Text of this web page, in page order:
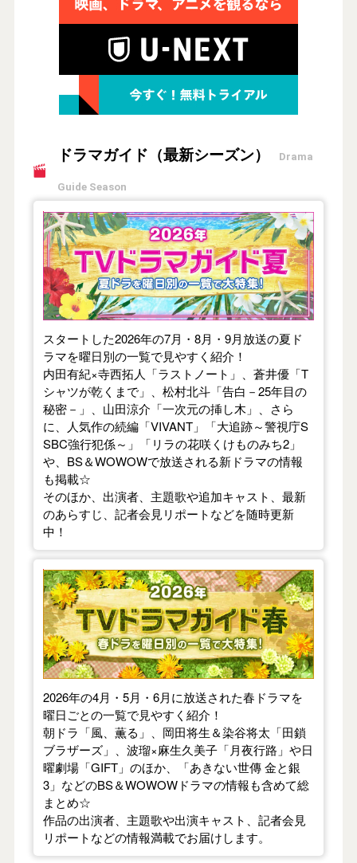
ドラマガイド（最新シーズン） Drama
Guide Season
【2026年夏】TVドラマガイド
スタートした2026年の7月・8月・9月放送の夏ド
ラマを曜日別の一覧で見やすく紹介！
内田有紀×寺西拓人「ラストノート」、蒼井優「T
シャツが乾くまで」、松村北斗「告白－25年目の
秘密－」、山田涼介「一次元の挿し木」、さら
に、人気作の続編「VIVANT」「大追跡～警視庁S
SBC強行犯係～」「リラの花咲くけものみち2」
や、BS＆WOWOWで放送される新ドラマの情報
も掲載☆
そのほか、出演者、主題歌や追加キャスト、最新
のあらすじ、記者会見リポートなどを随時更新
中！
【2026年春】TVドラマガイド
2026年の4月・5月・6月に放送された春ドラマを
曜日ごとの一覧で見やすく紹介！
朝ドラ「風、薫る」、岡田将生＆染谷将太「田鎖
ブラザーズ」、波瑠×麻生久美子「月夜行路」や日
曜劇場「GIFT」のほか、「あきない世傳 金と銀
3」などのBS＆WOWOWドラマの情報も含めて総
まとめ☆
作品の出演者、主題歌や出演キャスト、記者会見
リポートなどの情報満載でお届けします。